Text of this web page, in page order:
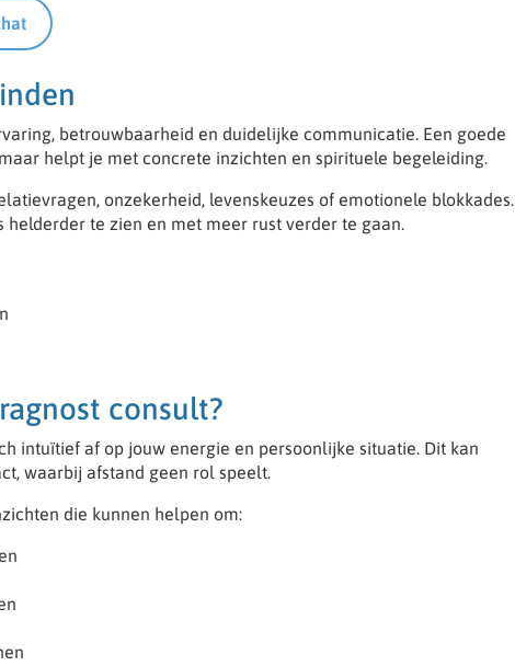
betrouwbaarheid en duidelijke communicatie. Een goede
helpt je met concrete inzichten en spirituele begeleiding.
onzekerheid, levenskeuzes of emotionele blokkades.
te zien en met meer rust verder te gaan.
consult?
intuïtief af op jouw energie en persoonlijke situatie. Dit kan
waarbij afstand geen rol speelt.
die kunnen helpen om: